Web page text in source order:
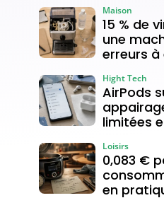
15 % de
une
erreurs à
Maison
AirPods
limitées
Hight Tech
0,083 €
en
Loisirs